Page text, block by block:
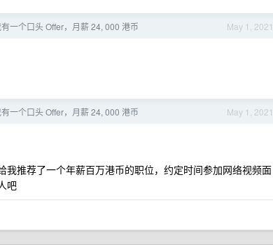
May 1, 2021
一个口头 Offer，月薪 24, 000 港币
May 1, 2021
一个口头 Offer，月薪 24, 000 港币
推荐了一个年薪百万港币的职位，约定时间参加网络视频面
吧